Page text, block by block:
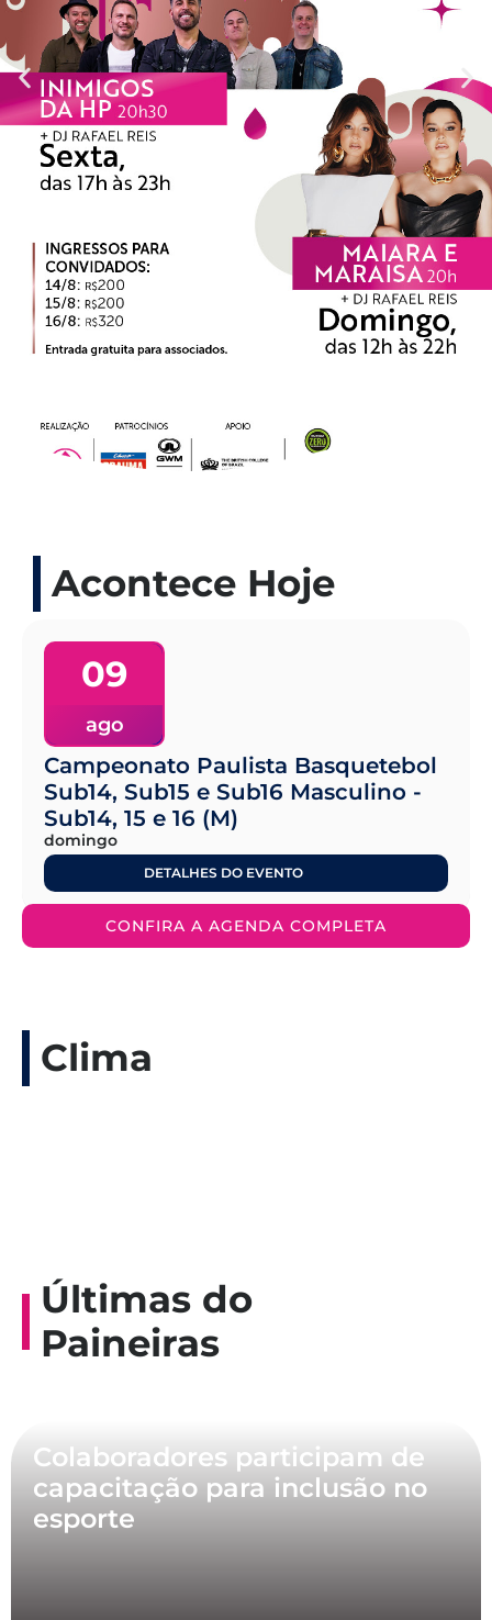
Acontece Hoje
09
ago
Campeonato Paulista Basquetebol
Sub14, Sub15 e Sub16 Masculino -
Sub14, 15 e 16 (M)
domingo
DETALHES DO EVENTO
CONFIRA A AGENDA COMPLETA
Clima
Últimas do
Paineiras
Colaboradores participam de
capacitação para inclusão no
esporte